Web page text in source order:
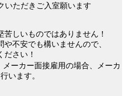
ただきご入室願います
苦しいものではありません！
や不安でも構いませんので、
ださい！
ーカー面接雇用の場合、メーカ
います。